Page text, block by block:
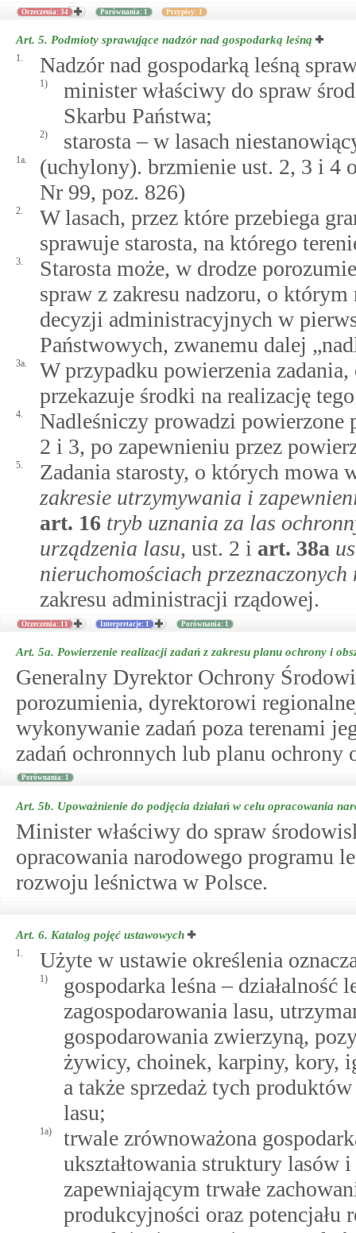
Orzeczenia: 34 Porównania: 1 Przypisy: 1
Art. 5. Podmioty sprawujące nadzór nad gospodarką leśną
1. Nadzór nad gospodarką leśną
1)
minister właściwy do spraw
Skarbu Państwa;
2) starosta – w lasach
1a.
(uchylony). brzmienie ust. 2, 3 i 4
Nr 99, poz. 826)
2.
W lasach, przez które przebiega
sprawuje starosta, na którego
3.
Starosta może, w drodze
spraw z zakresu nadzoru, o
decyzji administracyjnych w
Państwowych, zwanemu dalej
3a.
W przypadku powierzenia
przekazuje środki na realizację
4.
Nadleśniczy prowadzi powierzone
2 i 3, po zapewnieniu przez
5.
Zadania starosty, o których mowa
zakresie utrzymywania i
art. 16 tryb uznania za las
urządzenia lasu, ust. 2 i art. 38a
nieruchomościach
zakresu administracji rządowej.
Orzeczenia: 11 Interpretacje: 1 Porównania: 1
Art. 5a. Powierzenie realizacji zadań z zakresu planu ochrony i
Generalny Dyrektor Ochrony
porozumienia, dyrektorowi
wykonywanie zadań poza terenami
zadań ochronnych lub planu ochrony
Porównania: 1
Art. 5b. Upoważnienie do podjęcia działań w celu opracowania
Minister właściwy do spraw
opracowania narodowego programu
rozwoju leśnictwa w Polsce.
Art. 6. Katalog pojęć ustawowych
1. Użyte w ustawie określenia
1)
gospodarka leśna – działalność
zagospodarowania lasu,
gospodarowania zwierzyną,
żywicy, choinek, karpiny, kory,
a także sprzedaż tych
lasu;
1a)
trwale zrównoważona
ukształtowania struktury lasów
zapewniającym trwałe
produkcyjności oraz potencjału